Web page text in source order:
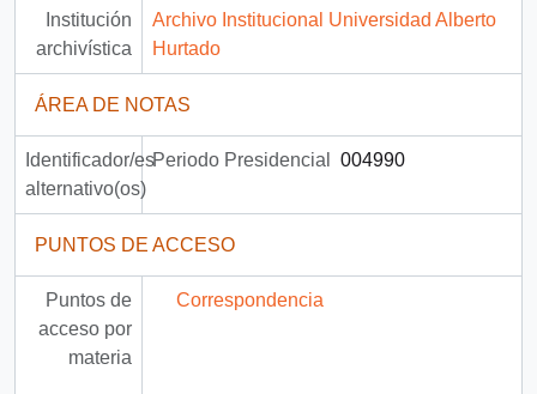
Institución
archivística
Archivo Institucional Universidad Alberto
Hurtado
ÁREA DE NOTAS
Identificador/es
alternativo(os)
Periodo Presidencial 004990
PUNTOS DE ACCESO
Puntos de
acceso por
materia
Correspondencia